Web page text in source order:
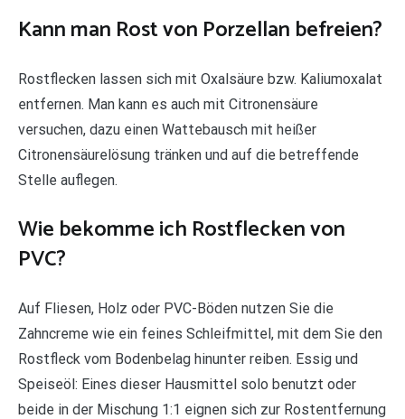
Kann man Rost von Porzellan befreien?
Rostflecken lassen sich mit Oxalsäure bzw. Kaliumoxalat
entfernen. Man kann es auch mit Citronensäure
versuchen, dazu einen Wattebausch mit heißer
Citronensäurelösung tränken und auf die betreffende
Stelle auflegen.
Wie bekomme ich Rostflecken von
PVC?
Auf Fliesen, Holz oder PVC-Böden nutzen Sie die
Zahncreme wie ein feines Schleifmittel, mit dem Sie den
Rostfleck vom Bodenbelag hinunter reiben. Essig und
Speiseöl: Eines dieser Hausmittel solo benutzt oder
beide in der Mischung 1:1 eignen sich zur Rostentfernung